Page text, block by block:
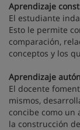
Aprendizaje
El estudiante
Esto le permite
comparación,
conceptos y los
Aprendizaje
El docente
mismos,
concibe como un
la construcción